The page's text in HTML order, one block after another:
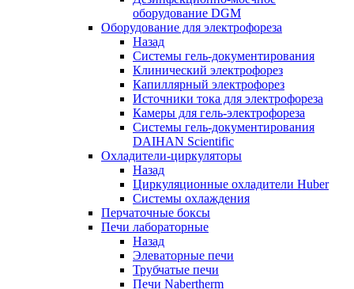
оборудование DGM
Оборудование для электрофореза
Назад
Системы гель-документирования
Клинический электрофорез
Капиллярный электрофорез
Источники тока для электрофореза
Камеры для гель-электрофореза
Системы гель-документирования
DAIHAN Scientific
Охладители-циркуляторы
Назад
Циркуляционные охладители Huber
Системы охлаждения
Перчаточные боксы
Печи лабораторные
Назад
Элеваторные печи
Трубчатые печи
Печи Nabertherm